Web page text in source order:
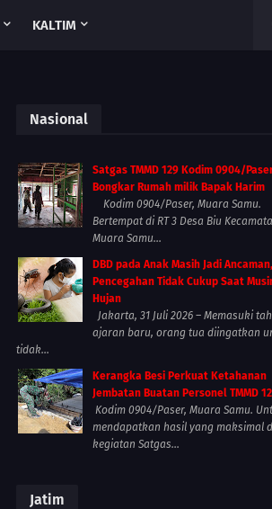
KALTIM
Nasional
Satgas TMMD 129 Kodim 0904/
Bongkar Rumah milik Bapak Harim
Kodim 0904/Paser, Muara Samu.
Bertempat di RT 3 Desa Biu
Muara Samu...
DBD pada Anak Masih Jadi Ancaman,
Pencegahan Tidak Cukup Saat
Hujan
Jakarta, 31 Juli 2026 – Memasuki
ajaran baru, orang tua diingatkan
tidak...
Kerangka Besi Perkuat Ketahanan
Jembatan Buatan Personel TMMD
Kodim 0904/Paser, Muara Samu.
mendapatkan hasil yang maksimal
kegiatan Satgas...
Jatim